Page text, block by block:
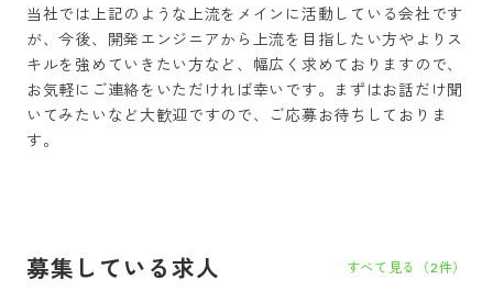
当社では上記のような上流をメインに活動している会社です
が、今後、開発エンジニアから上流を目指したい方やよりス
キルを強めていきたい方など、幅広く求めておりますので、
お気軽にご連絡をいただければ幸いです。まずはお話だけ聞
いてみたいなど大歓迎ですので、ご応募お待ちしておりま
す。
募集している求人 すべて見る（2件）